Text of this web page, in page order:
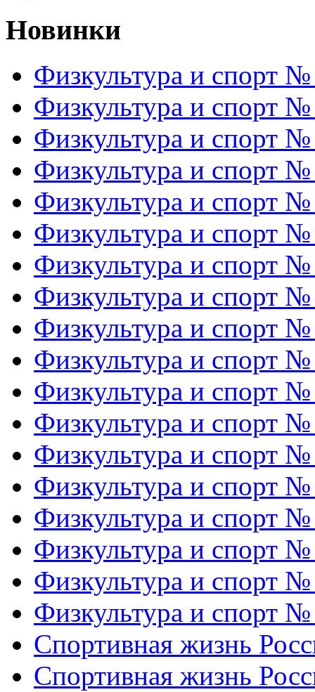
Новинки
Физкультура и спорт
Физкультура и спорт
Физкультура и спорт
Физкультура и спорт
Физкультура и спорт
Физкультура и спорт
Физкультура и спорт
Физкультура и спорт
Физкультура и спорт
Физкультура и спорт
Физкультура и спорт
Физкультура и спорт
Физкультура и спорт
Физкультура и спорт
Физкультура и спорт
Физкультура и спорт
Физкультура и спорт
Физкультура и спорт
Спортивная жизнь
Спортивная жизнь